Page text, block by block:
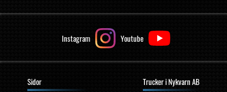
Instagram Youtube
Sidor Trucker i Nykvarn AB